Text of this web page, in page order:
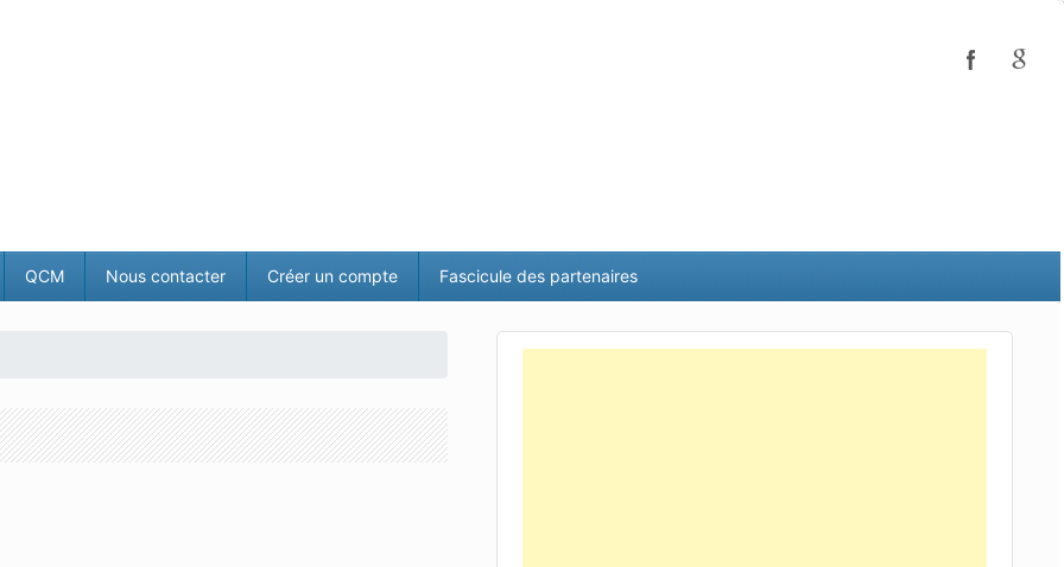
QCM Nous contacter Créer un compte Fascicule des partenaires